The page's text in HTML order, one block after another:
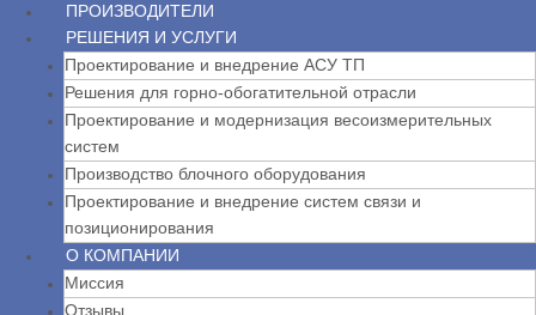
ПРОИЗВОДИТЕЛИ
РЕШЕНИЯ И УСЛУГИ
Проектирование и внедрение АСУ ТП
Решения для горно-обогатительной отрасли
Проектирование и модернизация весоизмерительных
систем
Производство блочного оборудования
Проектирование и внедрение систем связи и
позиционирования
О КОМПАНИИ
Миссия
Отзывы